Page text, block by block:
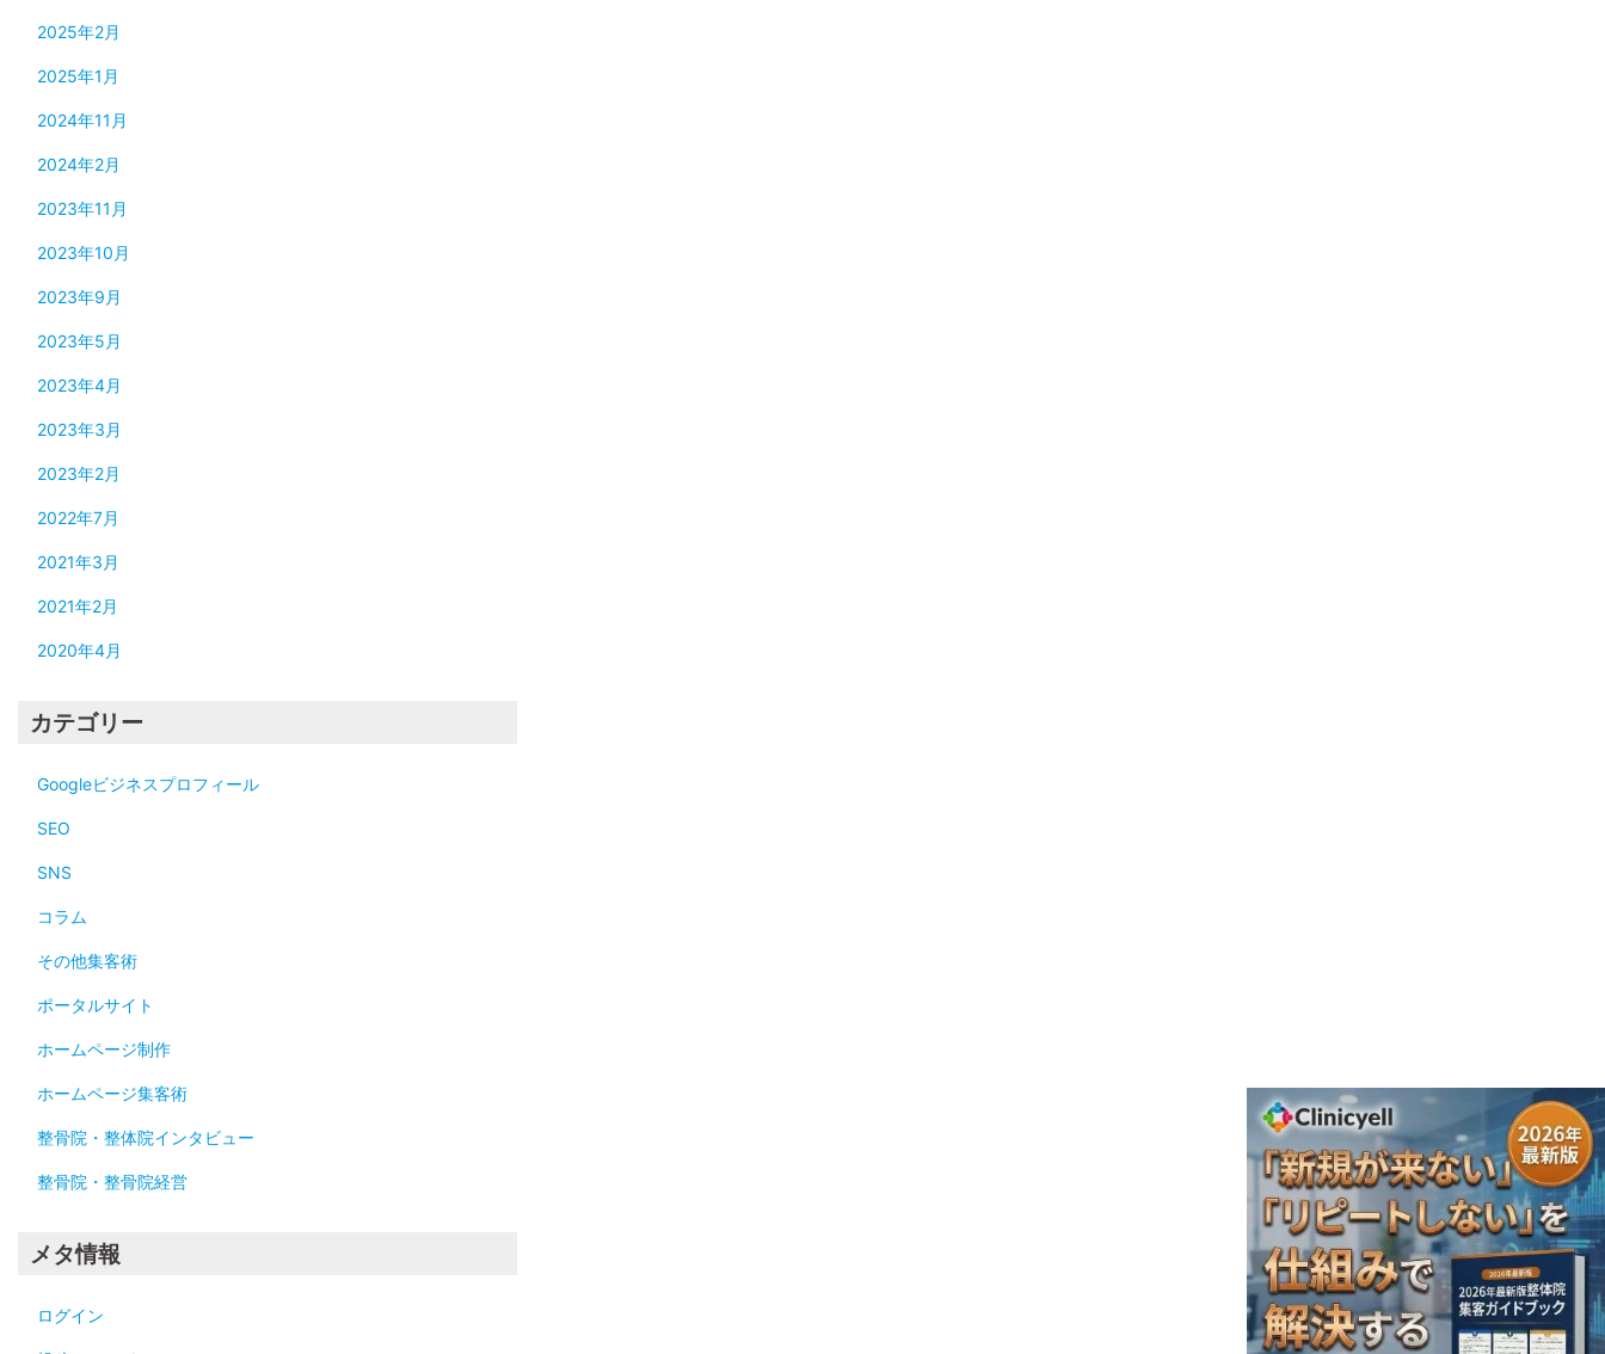
2025年2月
2025年1月
2024年11月
2024年2月
2023年11月
2023年10月
2023年9月
2023年5月
2023年4月
2023年3月
2023年2月
2022年7月
2021年3月
2021年2月
2020年4月
カテゴリー
Googleビジネスプロフィール
SEO
SNS
コラム
その他集客術
ポータルサイト
ホームページ制作
ホームページ集客術
整骨院・整体院インタビュー
整骨院・整骨院経営
メタ情報
ログイン